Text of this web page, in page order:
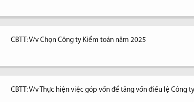
CBTT: V/v Chọn Công ty Kiểm toán năm 2025
CBTT: V/v Thực hiện việc góp vốn để tăng vốn điều lệ Công